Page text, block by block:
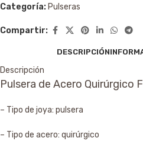
Categoría: Pulseras
Compartir:
DESCRIPCIÓN
Descripción
Pulsera de Acero Quirúrgico
– Tipo de joya: pulsera
– Tipo de acero: quirúrgico